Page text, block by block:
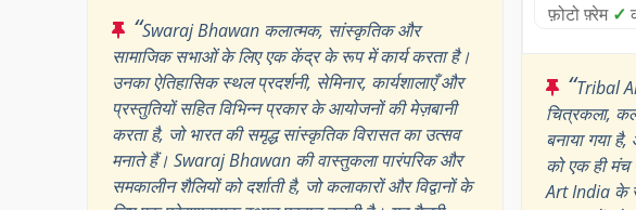
“Swaraj Bhawan कलात्मक, सांस्कृतिक और
सामाजिक सभाओं के लिए एक केंद्र के रूप में कार्य करता है।
उनका ऐतिहासिक स्थल प्रदर्शनी, सेमिनार, कार्यशालाएँ और
प्रस्तुतियों सहित विभिन्न प्रकार के आयोजनों की मेज़बानी
करता है, जो भारत की समृद्ध सांस्कृतिक विरासत का उत्सव
मनाते हैं। Swaraj Bhawan की वास्तुकला पारंपरिक और
समकालीन शैलियों को दर्शाती है, जो कलाकारों और विद्वानों के
फ़ोटो फ़्रेम ✓
“Tribal
चित्रकला,
बनाया गया
को एक ही मंच
Art India के